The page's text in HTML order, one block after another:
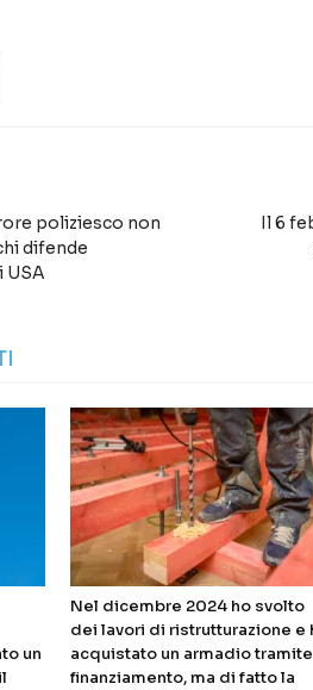
poliziesco non
difende
USA
Il 6
un
Nel dicembre 2024 ho svolto
dei lavori di ristrutturazione e
acquistato un armadio tramite
finanziamento, ma di fatto la